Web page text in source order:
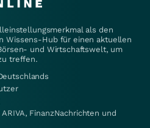
als den
Wissens-Hub für einen aktuellen
und Wirtschaftswelt, um
treffen.
FinanzNachrichten und